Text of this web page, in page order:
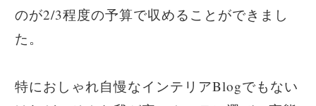
のが2/3程度の予算で収めることができまし
た。
特におしゃれ自慢なインテリアBlogでもない